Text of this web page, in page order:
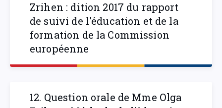
Zrihen : dition 2017 du rapport
de suivi de l'éducation et de la
formation de la Commission
européenne
12. Question orale de Mme Olga